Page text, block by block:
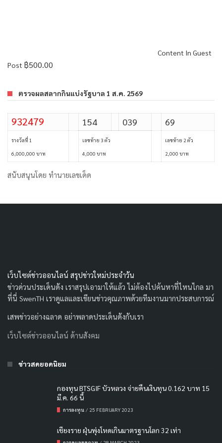
Content In Guest
Post ฿500.00
ตรวจผลสลากกินแบ่งรัฐบาล 1 ส.ค. 2569
932479 154 039 69
รางวัลที่ 1
6,000,000 บาท
เลขท้าย 3 ตัว
4,000 บาท
เลขท้าย 2 ตัว
2,000 บาท
สนับสนุนโดย ทำนายเลขเด็ด
เว็บไซต์ข่าวออนไลน์ สรุปข่าวใหม่ประจำวัน
ข่าวด่วนประเด็นดัง เราสรุปเอามาให้แล้ว ไม่ต้องไปค้นหาที่ไหนไกล มา
ที่นี่ SwenTH เราดูแลและเขียนข่าวคุณภาพด้วยทีมงานมากประสบการณ์
เสพข่าวอย่างฉลาด อย่าพลาดประเด็นดังกับเรา
เว็บไซต์ข่าวออนไลน์ ด้านสังคม
ข่าวสดยอดนิยม
กองทุน BTSGIF บัวหลวง จ่ายคืนเงินทุน 0.162 บาท 15
มี.ค. 66 นี้
การลงทุน / 25 FEBRUARY 2023
เชียงราย ฝุ่นพุ่งโหดเกินมาตรฐานโลก 32 เท่า